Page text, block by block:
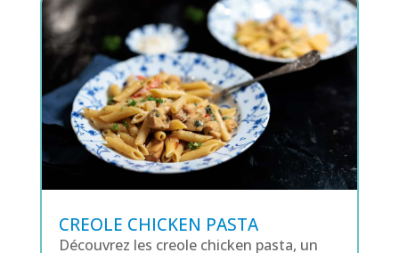
CREOLE CHICKEN PASTA
Découvrez les creole chicken pasta, un